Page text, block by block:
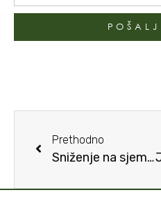
Prethodno
Sniženje na sjeme i tegle